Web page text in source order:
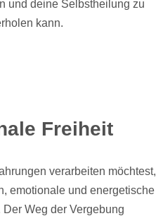
und deine Selbstheilung zu
kann.
Freiheit
verarbeiten möchtest,
emotionale und energetische
Weg der Vergebung